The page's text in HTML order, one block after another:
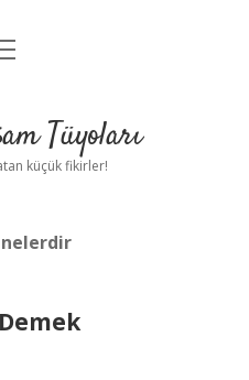
Tüyoları
küçük fikirler!